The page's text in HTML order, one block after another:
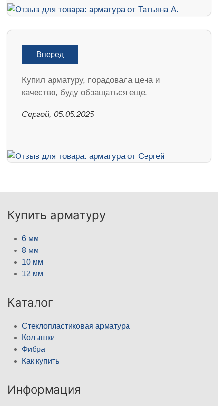
Вперед
Купил арматуру, порадовала цена и
качество, буду обращаться еще.
Сергей, 05.05.2025
Купить арматуру
6 мм
8 мм
10 мм
12 мм
Каталог
Стеклопластиковая арматура
Колышки
Фибра
Как купить
Информация